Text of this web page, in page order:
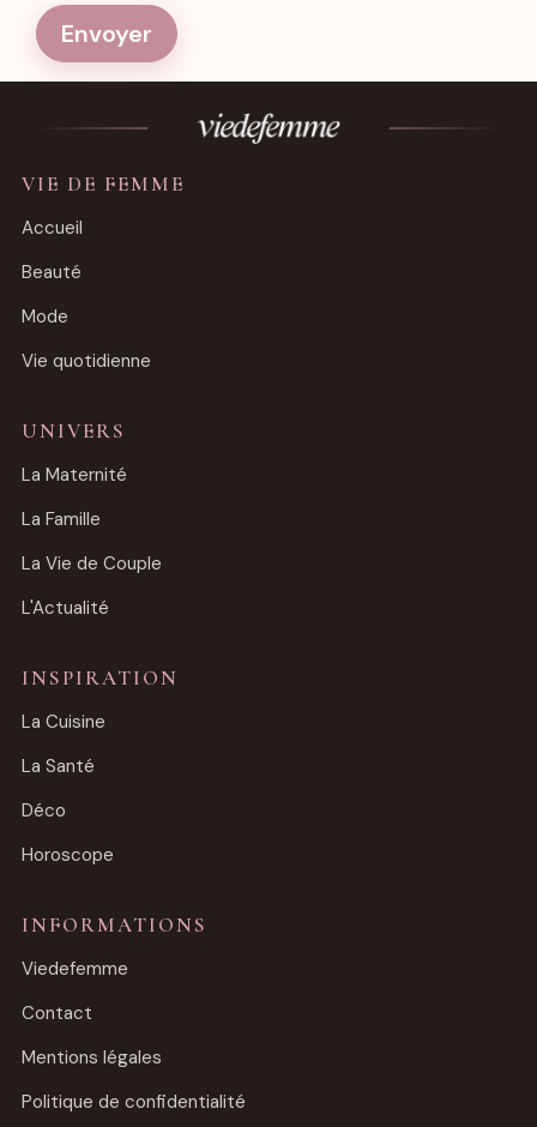
VIE DE FEMME
Accueil
Beauté
Mode
Vie quotidienne
UNIVERS
La Maternité
La Famille
La Vie de Couple
L'Actualité
INSPIRATION
La Cuisine
La Santé
Déco
Horoscope
INFORMATIONS
Viedefemme
Contact
Mentions légales
Politique de confidentialité